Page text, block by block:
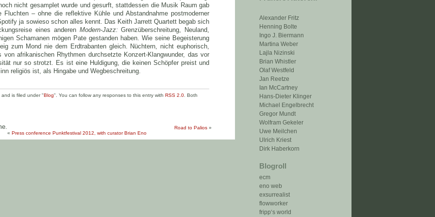
Alexander Fritz
Henning Bolte
Ingo J. Biermann
Martina Weber
Lajla Nizinski
Brian Whistler
Olaf Westfeld
Jan Reetze
Ian McCartney
Hans-Dieter Klinger
Michael Engelbrecht
Gregor Mundt
Wolfram Gekeler
Uwe Meilchen
Ulrich Kriest
Dirk Haberkorn
Blogroll
ecm
eno web
exsurrealist
flowworker
fripp‘s world
nicht gesamplet wurde und gesurft, stattdessen die Musik Raum gab
– ohne die reflektive Kühle und Abstandnahme postmoderner
ja sowieso schon alles kennt. Das Keith Jarrett Quartett begab sich
eines anderen Modern-Jazz:Grenzüberschreitung, Neuland,
Schamanen mögen Pate gestanden haben. Wie seine Begeisterung
zum Mond nie dem Erdtrabanten gleich. Nüchtern, nicht euphorisch,
afrikanischen Rhythmen durchsetzte Konzert-Klangwunder, das vor
nur so strotzt. Es ist eine Huldigung, die keinen Schöpfer preist und
religiös ist, als Hingabe und Wegbeschreitung.
is filed under "Blog". You can follow any responses to this entry with RSS 2.0 . Both
Road to Palios »
« Press conference Punktfestival 2012, with curator Brian Eno